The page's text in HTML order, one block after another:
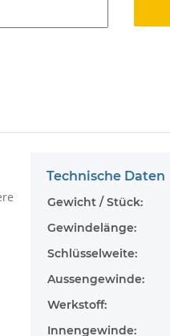
Technische Daten
Gewicht / Stück:
Gewindelänge:
Schlüsselweite:
Aussengewinde:
Werkstoff:
Innengewinde: